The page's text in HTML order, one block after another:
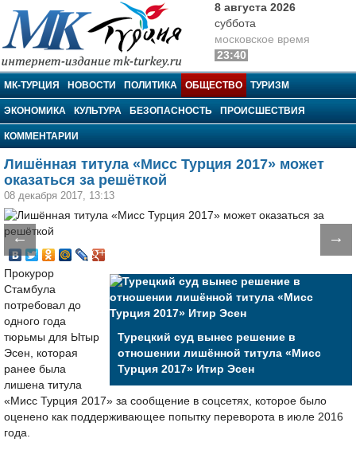
МК-Турция
8 августа 2026
суббота
московское время
23:40
МК-ТУРЦИЯ НОВОСТИ ПОЛИТИКА ОБЩЕСТВО ТУРИЗМ
ЭКОНОМИКА КУЛЬТУРА БЕЗОПАСНОСТЬ ПРОИСШЕСТВИЯ
КОММЕНТАРИИ
Лишённая титула «Мисс Турция 2017» может
оказаться за решёткой
08 декабря 2017, 13:13
← →
Турецкий суд вынес решение в
отношении лишённой титула «Мисс
Турция 2017» Итир Эсен
Прокурор
Стамбула
потребовал до
одного года
тюрьмы для Ытыр
Эсен, которая
ранее была
лишена титула
«Мисс Турция 2017» за сообщение в соцсетях, которое было
оценено как поддерживающее попытку переворота в июле 2016
года.